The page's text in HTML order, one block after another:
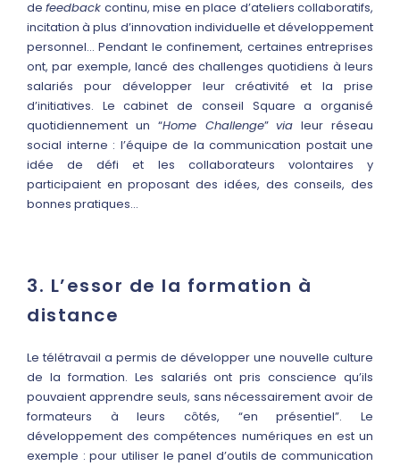
defeedback continu, mise en place d’ateliers collaboratifs,
incitation à plus d’innovation individuelle et développement
personnel… Pendant le confinement, certaines entreprises
ont, par exemple, lancé des challenges quotidiens à leurs
salariés pour développer leur créativité et la prise
d’initiatives. Le cabinet de conseil Square a organisé
quotidiennement un “Home Challenge”via leur réseau
social interne : l’équipe de la communication postait une
idée de défi et les collaborateurs volontaires y
participaient en proposant des idées, des conseils, des
bonnes pratiques…
3. L’essor de la formation à
distance
Le télétravail a permis de développer une nouvelle culture
de la formation. Les salariés ont pris conscience qu’ils
pouvaient apprendre seuls, sans nécessairement avoir de
formateurs à leurs côtés, “en présentiel”. Le
développement des compétences numériques en est un
exemple : pour utiliser le panel d’outils de communication